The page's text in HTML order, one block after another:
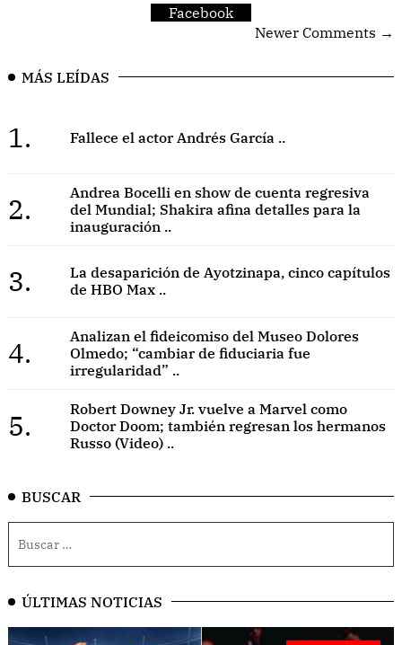
Facebook
Newer Comments →
MÁS LEÍDAS
1. Fallece el actor Andrés García ..
2.
Andrea Bocelli en show de cuenta regresiva
del Mundial; Shakira afina detalles para la
inauguración ..
3.
La desaparición de Ayotzinapa, cinco capítulos
de HBO Max ..
4.
Analizan el fideicomiso del Museo Dolores
Olmedo; “cambiar de fiduciaria fue
irregularidad” ..
5.
Robert Downey Jr. vuelve a Marvel como
Doctor Doom; también regresan los hermanos
Russo (Video) ..
BUSCAR
ÚLTIMAS NOTICIAS